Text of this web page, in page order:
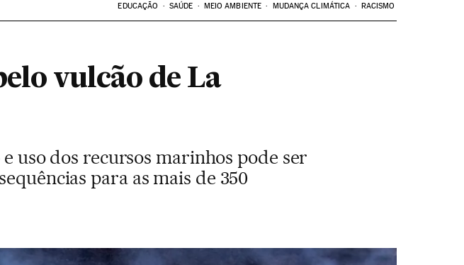
EDUCAÇÃO SAÚDE MEIO AMBIENTE MUDANÇA CLIMÁTICA RACISMO
vulcão de La
uso dos recursos marinhos pode ser
para as mais de 350